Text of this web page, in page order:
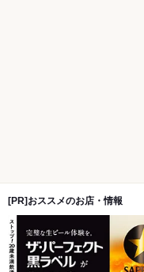
[PR]おススメのお店・情報